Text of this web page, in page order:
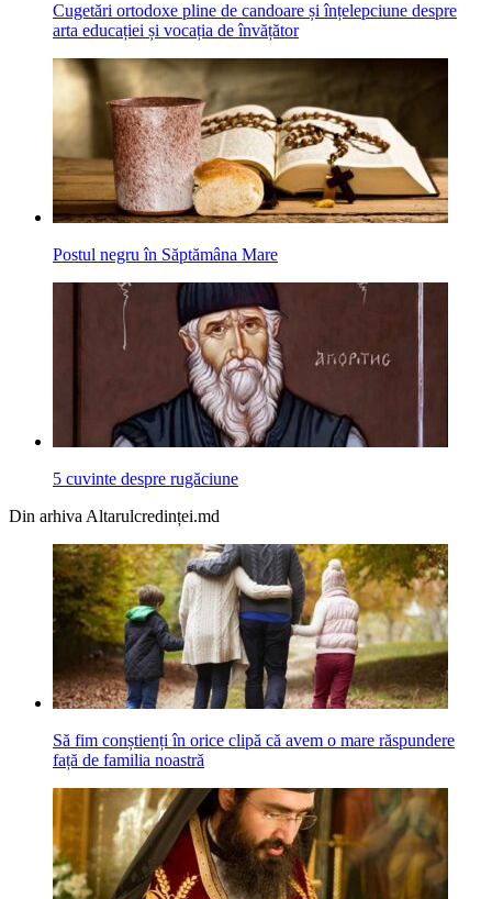
Cugetări ortodoxe pline de candoare și înțelepciune despre
arta educației și vocația de învățător
Postul negru în Săptămâna Mare
5 cuvinte despre rugăciune
Din arhiva Altarulcredinței.md
Să fim conștienți în orice clipă că avem o mare răspundere
față de familia noastră